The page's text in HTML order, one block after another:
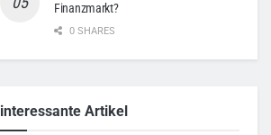
Finanzmarkt?
0 SHARES
interessante Artikel